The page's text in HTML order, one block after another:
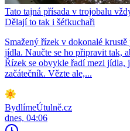
Tato tajná přísada v trojobalu
Dělají to tak i šéfkuchaři
Smažený řízek v dokonalé
jídla. Naučte se ho připravit tak,
Řízek se obvykle řadí mezi jídla,
začátečník. Vězte ale,...
BydlímeÚtulně.cz
dnes, 04:06